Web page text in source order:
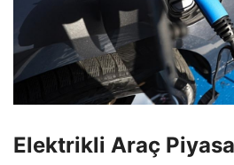
Elektrikli Araç